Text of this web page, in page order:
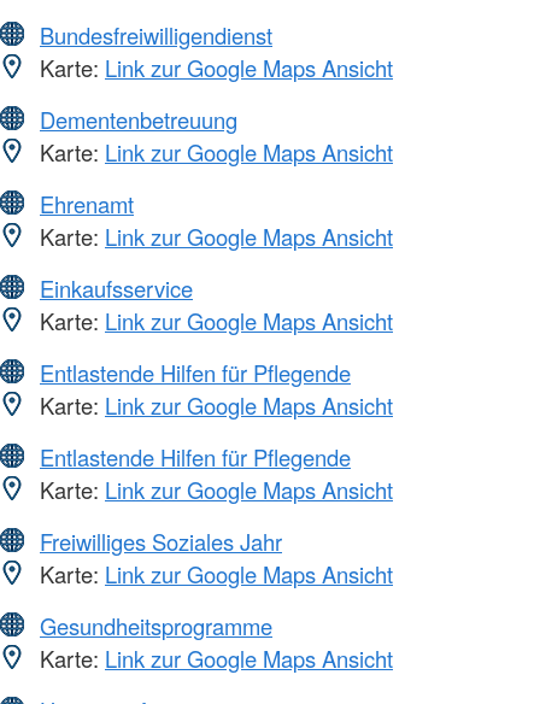
Bundesfreiwilligendienst
Karte: Link zur Google Maps Ansicht
Dementenbetreuung
Karte: Link zur Google Maps Ansicht
Ehrenamt
Karte: Link zur Google Maps Ansicht
Einkaufsservice
Karte: Link zur Google Maps Ansicht
Entlastende Hilfen für Pflegende
Karte: Link zur Google Maps Ansicht
Entlastende Hilfen für Pflegende
Karte: Link zur Google Maps Ansicht
Freiwilliges Soziales Jahr
Karte: Link zur Google Maps Ansicht
Gesundheitsprogramme
Karte: Link zur Google Maps Ansicht